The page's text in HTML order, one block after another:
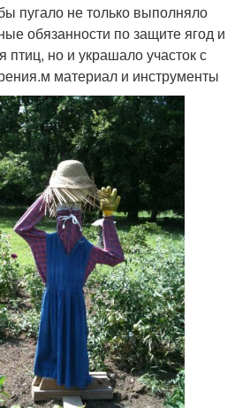
пугало не только выполняло
обязанности по защите ягод и
но и украшало участок с
материал и инструменты